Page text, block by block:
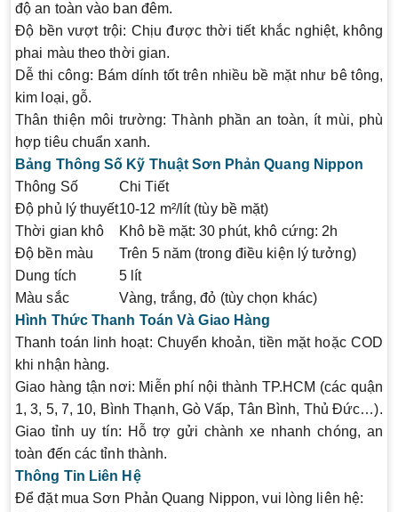
độ an toàn vào ban đêm.
Độ bền vượt trội: Chịu được thời tiết khắc nghiệt, không
phai màu theo thời gian.
Dễ thi công: Bám dính tốt trên nhiều bề mặt như bê tông,
kim loại, gỗ.
Thân thiện môi trường: Thành phần an toàn, ít mùi, phù
hợp tiêu chuẩn xanh.
Bảng Thông Số Kỹ Thuật Sơn Phản Quang Nippon
Thông Số
Chi Tiết
Độ phủ lý thuyết10-12 m²/lít (tùy bề mặt)
Thời gian khô
Khô bề mặt: 30 phút, khô cứng: 2h
Độ bền màu
Trên 5 năm (trong điều kiện lý tưởng)
Dung tích
5 lít
Màu sắc
Vàng, trắng, đỏ (tùy chọn khác)
Hình Thức Thanh Toán Và Giao Hàng
Thanh toán linh hoạt: Chuyển khoản, tiền mặt hoặc COD
khi nhận hàng.
Giao hàng tận nơi: Miễn phí nội thành TP.HCM (các quận
1, 3, 5, 7, 10, Bình Thạnh, Gò Vấp, Tân Bình, Thủ Đức…).
Giao tỉnh uy tín: Hỗ trợ gửi chành xe nhanh chóng, an
toàn đến các tỉnh thành.
Thông Tin Liên Hệ
Để đặt mua Sơn Phản Quang Nippon, vui lòng liên hệ: